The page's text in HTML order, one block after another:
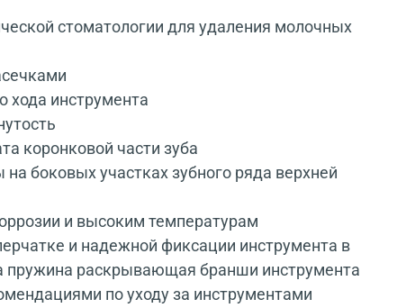
стоматологии для удаления молочных
хода инструмента
коронковой части зуба
боковых участках зубного ряда верхней
и высоким температурам
и надежной фиксации инструмента в
пружина раскрывающая бранши инструмента
по уходу за инструментами